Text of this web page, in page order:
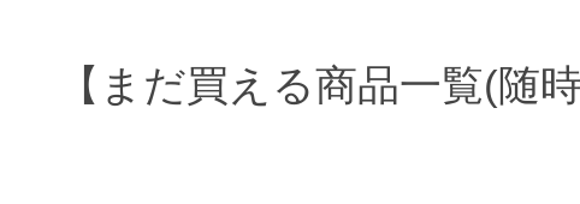
【まだ買える商品一覧(随時